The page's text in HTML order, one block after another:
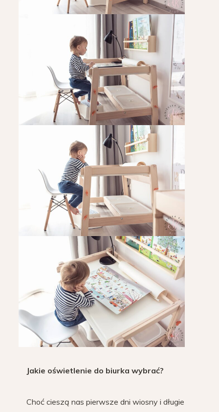
Jakie oświetlenie do biurka wybrać?
Choć cieszą nas pierwsze dni wiosny i długie